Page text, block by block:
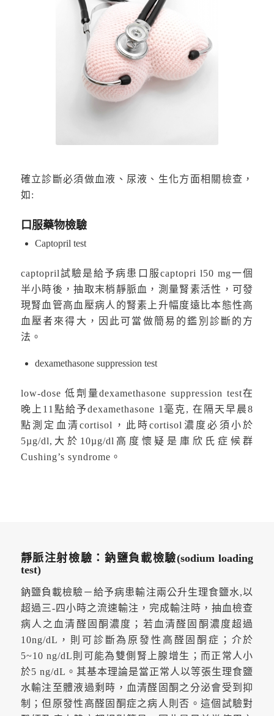
確立診斷必須做血液、尿液、生化方面相關檢查，
如:
口服藥物檢驗
Captopril test
captopril試驗是給予病患口服captopri l50 mg一個
半小時後，抽取末梢靜脈血，測量腎素活性，可發
現腎血管高血壓病人的腎素上升幅度遠比本態性高
血壓者來得大，因此可當做簡易的鑑別診斷的方
法。
dexamethasone suppression test
low-dose 低劑量dexamethasone suppression test在
晚上11點給予dexamethasone 1毫克, 在隔天早晨8
點測定血清cortisol，此時cortisol濃度必須小於
5µg/dl,大於10µg/dl高度懷疑是庫欣氏症候群
Cushing’s syndrome。
靜脈注射檢驗：鈉鹽負載檢驗(sodium loading
test)
鈉鹽負載檢驗－給予病患輸注兩公升生理食鹽水,以
超過三-四小時之流速輸注，完成輸注時，抽血檢查
病人之血清醛固酮濃度；若血清醛固酮濃度超過
10ng/dL，則可診斷為原發性高醛固酮症；介於
5~10 ng/dL則可能為雙側腎上腺增生；而正常人小
於5 ng/dL。其基本理論是當正常人以等張生理食鹽
水輸注至體液過剩時，血清醛固酮之分泌會受到抑
制；但原發性高醛固酮症之病人則否。這個試驗對